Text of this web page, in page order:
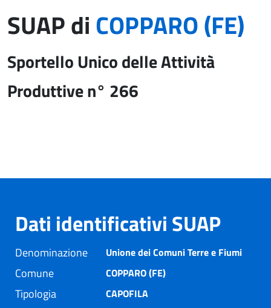
SUAP diCOPPARO (FE)
Sportello Unico delle Attività
Produttive n° 266
Dati identificativi SUAP
Denominazione Unione dei Comuni Terre e Fiumi
Comune COPPARO (FE)
Tipologia CAPOFILA